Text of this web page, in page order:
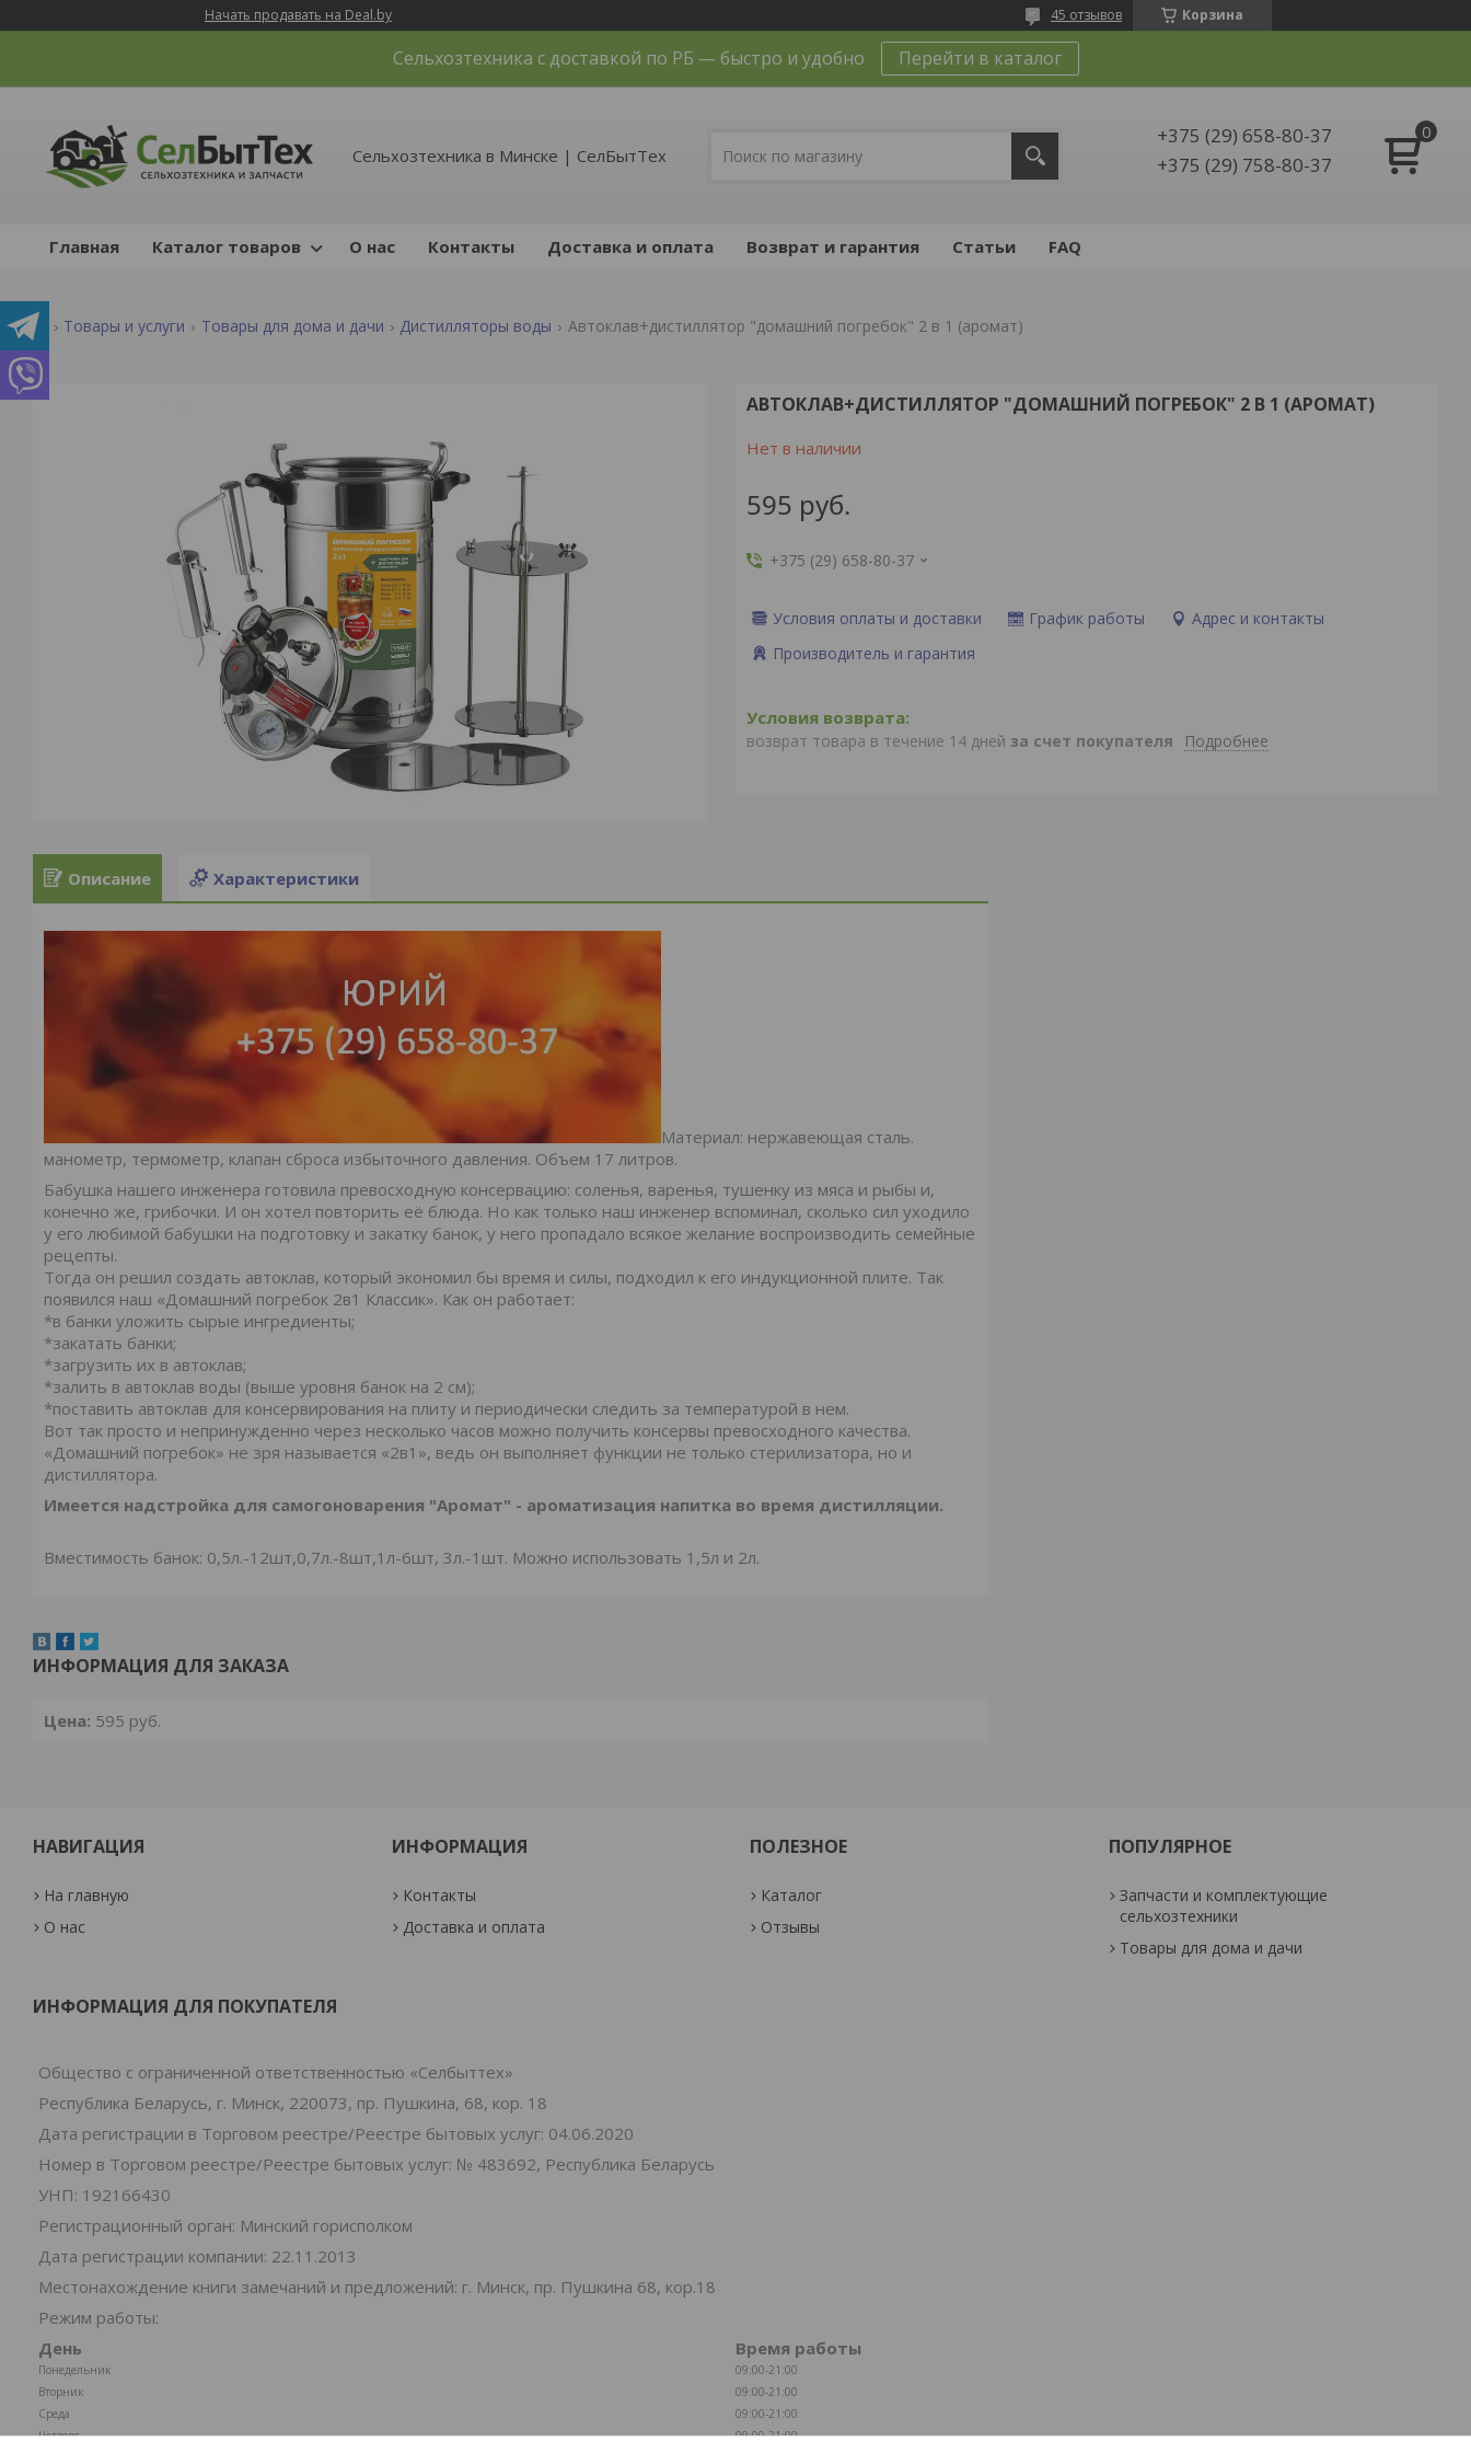
Начать продавать на Deal.by Корзина
45 отзывов
Сельхозтехника с доставкой по РБ — быстро и удобно Перейти в каталог
Сельхозтехника в Минске | СелБытТех
+375 (29) 658-80-37
+375 (29) 758-80-37
Главная Каталог товаров О нас Контакты Доставка и оплата Возврат и гарантия Статьи FAQ
Товары и услуги Товары для дома и дачи Дистилляторы воды Автоклав+дистиллятор "домашний погребок" 2 в 1 (аромат)
АВТОКЛАВ+ДИСТИЛЛЯТОР "ДОМАШНИЙ ПОГРЕБОК" 2 В 1 (АРОМАТ)
Нет в наличии
595 руб.
+375 (29) 658-80-37
Условия оплаты и доставки График работы
Адрес и контакты
Производитель и гарантия
возврат товара в течение 14 дней за счет покупателя Подробнее
Описание Характеристики
Материал: нержавеющая сталь.
манометр, термометр, клапан сброса избыточного давления. Объем 17 литров.
Бабушка нашего инженера готовила превосходную консервацию: соленья, варенья, тушенку из мяса и рыбы и,
конечно же, грибочки. И он хотел повторить её блюда. Но как только наш инженер вспоминал, сколько сил уходило
у его любимой бабушки на подготовку и закатку банок, у него пропадало всякое желание воспроизводить семейные
рецепты.
Тогда он решил создать автоклав, который экономил бы время и силы, подходил к его индукционной плите. Так
появился наш «Домашний погребок 2в1 Классик». Как он работает:
*в банки уложить сырые ингредиенты;
*закатать банки;
*загрузить их в автоклав;
*залить в автоклав воды (выше уровня банок на 2 см);
*поставить автоклав для консервирования на плиту и периодически следить за температурой в нем.
Вот так просто и непринужденно через несколько часов можно получить консервы превосходного качества.
«Домашний погребок» не зря называется «2в1», ведь он выполняет функции не только стерилизатора, но и
дистиллятора.
Имеется надстройка для самогоноварения "Аромат" - ароматизация напитка во время дистилляции.
Вместимость банок: 0,5л.-12шт,0,7л.-8шт,1л-6шт, 3л.-1шт. Можно использовать 1,5л и 2л.
ИНФОРМАЦИЯ ДЛЯ ЗАКАЗА
Цена: 595 руб.
НАВИГАЦИЯ
На главную
О нас
ИНФОРМАЦИЯ
Контакты
Доставка и оплата
ПОЛЕЗНОЕ
Каталог
Отзывы
ПОПУЛЯРНОЕ
Запчасти и комплектующие
сельхозтехники
Товары для дома и дачи
ИНФОРМАЦИЯ ДЛЯ ПОКУПАТЕЛЯ
Общество с ограниченной ответственностью «Селбыттех»
Республика Беларусь, г. Минск, 220073, пр. Пушкина, 68, кор. 18
Дата регистрации в Торговом реестре/Реестре бытовых услуг: 04.06.2020
Номер в Торговом реестре/Реестре бытовых услуг: № 483692, Республика Беларусь
УНП: 192166430
Регистрационный орган: Минский горисполком
Дата регистрации компании: 22.11.2013
Местонахождение книги замечаний и предложений: г. Минск, пр. Пушкина 68, кор.18
Режим работы:
День
Время работы
Понедельник
09:00-21:00
Вторник
09:00-21:00
Среда
09:00-21:00
Четверг
09:00-21:00